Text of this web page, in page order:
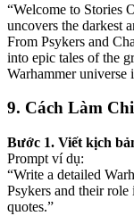
“Welcome to Stories
uncovers the darkest
From Psykers and
into epic tales of the
Warhammer universe
9. Cách Làm
Bước 1. Viết kịch
Prompt ví dụ:
“Write a detailed
Psykers and their
quotes.”